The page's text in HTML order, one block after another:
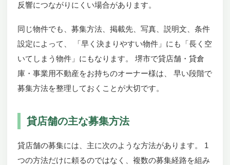
反響につながりにくい場合があります。
同じ物件でも、募集方法、掲載先、写真、説明文、条件
設定によって、 「早く決まりやすい物件」にも「長く空
いてしまう物件」にもなります。 堺市で貸店舗・貸倉
庫・事業用不動産をお持ちのオーナー様は、 早い段階で
募集方法を整理しておくことが大切です。
貸店舗の主な募集方法
貸店舗の募集には、主に次のような方法があります。 1
つの方法だけに頼るのではなく、複数の募集経路を組み